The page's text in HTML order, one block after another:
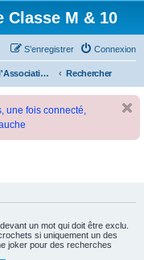
Classe M & 10
Connexion
S’enregistrer
Forum de l'Association Française de Classe M Rechercher
une fois connecté,
devant un mot qui doit être exclu.
si uniquement un des
joker pour des recherches